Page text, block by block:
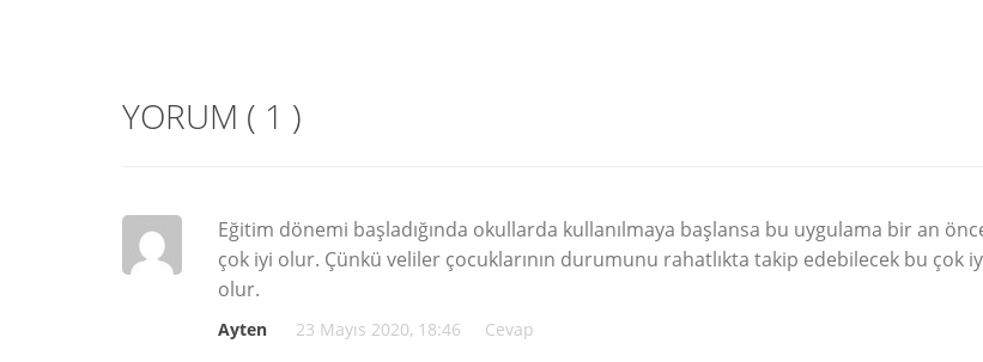
YORUM ( 1 )
Eğitim dönemi başladığında okullarda kullanılmaya başlansa bu uygulama bir an
çok iyi olur. Çünkü veliler çocuklarının durumunu rahatlıkta takip edebilecek bu çok
olur.
Ayten 23 Mayıs 2020, 18:46 Cevap